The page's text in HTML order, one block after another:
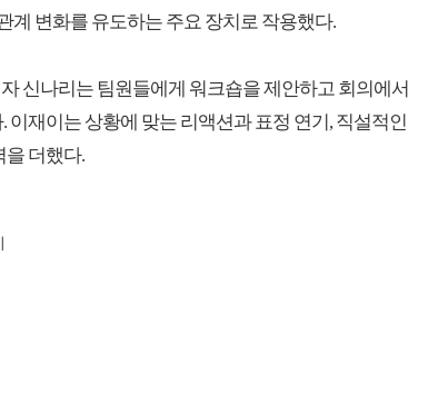
계 변화를 유도하는 주요 장치로 작용했다.
신나리는 팀원들에게 워크숍을 제안하고 회의에서
재이는 상황에 맞는 리액션과 표정 연기, 직설적인
을 더했다.